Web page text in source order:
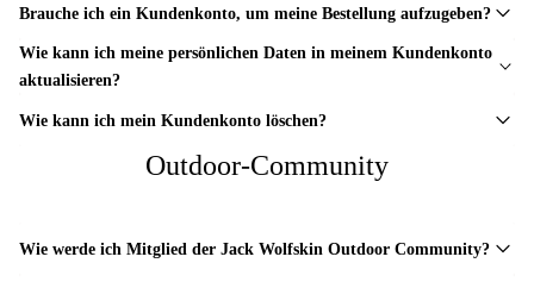
Brauche ich ein Kundenkonto, um meine Bestellung aufzugeben?
Wie kann ich meine persönlichen Daten in meinem Kundenkonto
aktualisieren?
Wie kann ich mein Kundenkonto löschen?
Outdoor-Community
Wie werde ich Mitglied der Jack Wolfskin Outdoor Community?